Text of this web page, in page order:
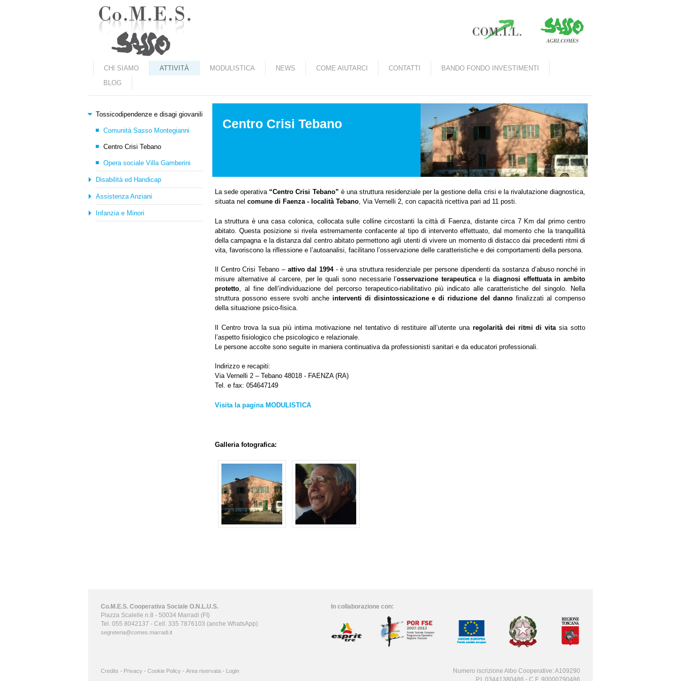
Marradi.it
CHI SIAMO ATTIVITÀ MODULISTICA NEWS COME AIUTARCI CONTATTI
BANDO FONDO INVESTIMENTI
BLOG
Centro Crisi Tebano
La sede operativa “Centro Crisi Tebano” è una struttura residenziale per la gestione della crisi e la rivalutazione diagnostica,
situata nel comune di Faenza - località Tebano, Via Vernelli 2, con capacità ricettiva pari ad 11 posti.
La struttura è una casa colonica, collocata sulle colline circostanti la città di Faenza, distante circa 7 Km dal primo centro
abitato. Questa posizione si rivela estremamente confacente al tipo di intervento effettuato, dal momento che la tranquillità
della campagna e la distanza dal centro abitato permettono agli utenti di vivere un momento di distacco dai precedenti ritmi di
vita, favoriscono la riflessione e l’autoanalisi, facilitano l’osservazione delle caratteristiche e dei comportamenti della persona.
Il Centro Crisi Tebano – attivo dal 1994- è una struttura residenziale per persone dipendenti da sostanza d’abuso nonché in
misure alternative al carcere, per le quali sono necessarie l’osservazione terapeuticae la diagnosi effettuata in ambito
protetto, al fine dell’individuazione del percorso terapeutico-riabilitativo più indicato alle caratteristiche del singolo. Nella
struttura possono essere svolti anche interventi di disintossicazione e di riduzione del danno finalizzati al compenso
della situazione psico-fisica.
Il Centro trova la sua più intima motivazione nel tentativo di restituire all’utente una regolarità dei ritmi di vita sia sotto
l’aspetto fisiologico che psicologico e relazionale.
Le persone accolte sono seguite in maniera continuativa da professionisti sanitari e da educatori professionali.
Indirizzo e recapiti:
Via Vernelli 2 – Tebano 48018 - FAENZA (RA)
Tel. e fax: 054647149
Visita la pagina MODULISTICA
Galleria fotografica:
Tossicodipendenze e disagi giovanili
Comunità Sasso Montegianni
Centro Crisi Tebano
Opera sociale Villa Gamberini
Disabilità ed Handicap
Assistenza Anziani
Infanzia e Minori
Co.M.E.S. Cooperativa Sociale O.N.L.U.S.
Piazza Scalelle n.8 - 50034 Marradi (FI)
Tel. 055 8042137 - Cell. 335 7876103 (anche WhatsApp)
segreteria@comes.marradi.it
In collaborazione con:
Credits - Privacy - Cookie Policy - Area riservata - Login
Numero iscrizione Albo Cooperative: A109290
P.I. 03441380486 - C.F. 90000790486